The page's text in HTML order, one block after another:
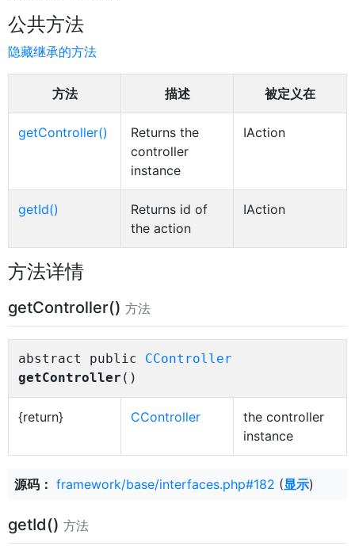
公共方法
隐藏继承的方法
方法 描述 被定义在
getController()
Returns the
controller
instance
IAction
getId()
Returns id of
the action
IAction
方法详情
getController() 方法
abstract public CController
getController ()
{return} CController
the controller
instance
源码： framework/base/interfaces.php#182 (显示)
getId() 方法